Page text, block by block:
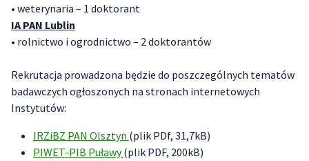
• weterynaria – 1 doktorant
IA PAN Lublin
• rolnictwo i ogrodnictwo – 2 doktorantów
Rekrutacja prowadzona będzie do poszczególnych tematów
badawczych ogłoszonych na stronach internetowych
Instytutów:
IRZiBZ PAN Olsztyn (plik PDf, 31,7kB)
PIWET-PIB Puławy(plik PDF, 200kB)